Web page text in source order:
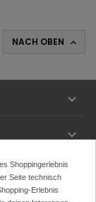
NACH OBEN 



Shoppingerlebnis
Seite technisch
Erlebnis